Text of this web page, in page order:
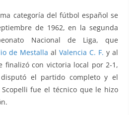
categoría del fútbol español se
de 1962, en la segunda
Nacional de Liga, que
de Mestalla al Valencia C. F. y al
finalizó con victoria local por 2-1,
el partido completo y el
fue el técnico que le hizo